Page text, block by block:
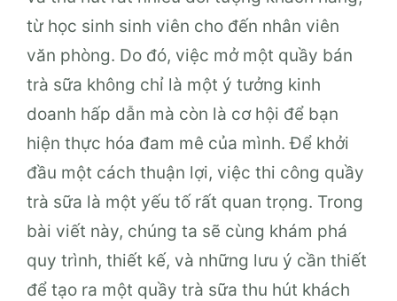
từ học sinh sinh viên cho đến nhân viên
văn phòng. Do đó, việc mở một quầy bán
trà sữa không chỉ là một ý tưởng kinh
doanh hấp dẫn mà còn là cơ hội để bạn
hiện thực hóa đam mê của mình. Để khởi
đầu một cách thuận lợi, việc thi công quầy
trà sữa là một yếu tố rất quan trọng. Trong
bài viết này, chúng ta sẽ cùng khám phá
quy trình, thiết kế, và những lưu ý cần thiết
để tạo ra một quầy trà sữa thu hút khách